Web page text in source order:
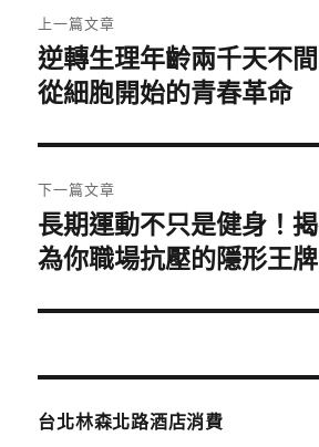
章
導
覽
上一篇文章
上
一
文
章:
逆轉生理年齡兩千天不
從細胞開始的青春革命
下一篇文章
下
一
文
長期運動不只是健身！
為你職場抗壓的隱形王牌
台北林森北路酒店消費